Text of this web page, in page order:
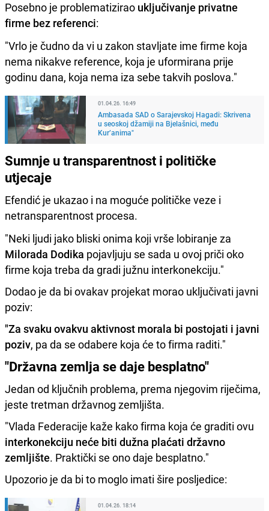
Posebno je problematizirao uključivanje privatne
firme bez referenci:
"Vrlo je čudno da vi u zakon stavljate ime firme koja
nema nikakve reference, koja je uformirana prije
godinu dana, koja nema iza sebe takvih poslova."
01.04.26. 16:49
Ambasada SAD o Sarajevskoj Hagadi: Skrivena
u seoskoj džamiji na Bjelašnici, među
Kur’anima"
Sumnje u transparentnost i političke
utjecaje
Efendić je ukazao i na moguće političke veze i
netransparentnost procesa.
"Neki ljudi jako bliski onima koji vrše lobiranje za
Milorada Dodika pojavljuju se sada u ovoj priči oko
firme koja treba da gradi južnu interkonekciju."
Dodao je da bi ovakav projekat morao uključivati javni
poziv:
"Za svaku ovakvu aktivnost morala bi postojati i javni
poziv, pa da se odabere koja će to firma raditi."
"Državna zemlja se daje besplatno"
Jedan od ključnih problema, prema njegovim riječima,
jeste tretman državnog zemljišta.
"Vlada Federacije kaže kako firma koja će graditi ovu
interkonekciju neće biti dužna plaćati državno
zemljište. Praktički se ono daje besplatno."
Upozorio je da bi to moglo imati šire posljedice:
01.04.26. 18:14